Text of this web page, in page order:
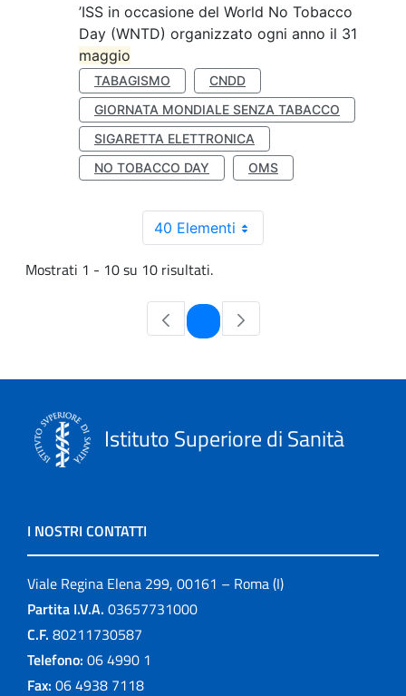
’ISS in occasione del World No Tobacco
Day (WNTD) organizzato ogni anno il 31
maggio
TABAGISMO
CNDD
GIORNATA MONDIALE SENZA TABACCO
SIGARETTA ELETTRONICA
NO TOBACCO DAY
OMS
40 Elementi
Mostrati 1 - 10 su 10 risultati.
Pagina
Istituto Superiore di Sanità
I NOSTRI CONTATTI
Viale Regina Elena 299, 00161 – Roma (I)
Partita I.V.A. 03657731000
C.F. 80211730587
Telefono: 06 4990 1
Fax: 06 4938 7118